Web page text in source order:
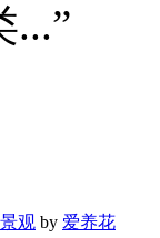
...”
观 by 爱养花